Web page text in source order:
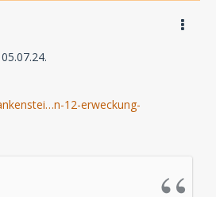
12-erweckung-